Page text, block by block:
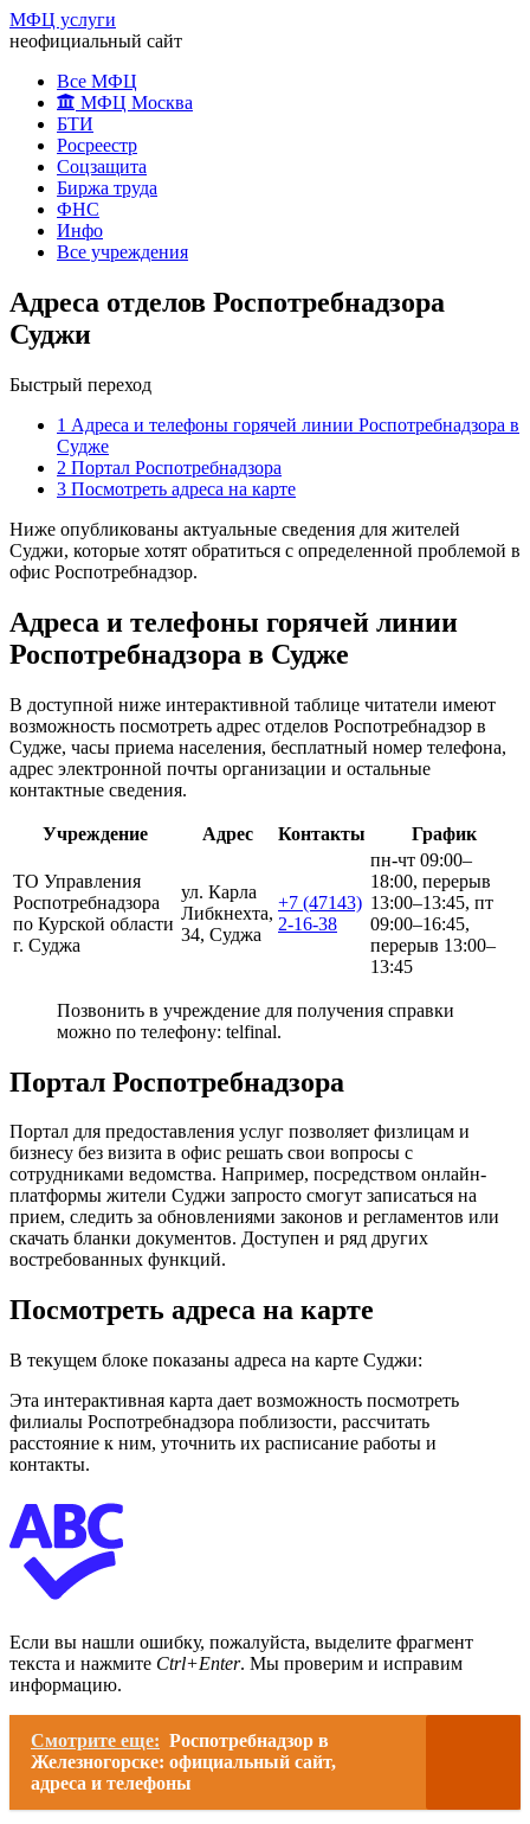
МФЦ услуги
неофициальный сайт
Все МФЦ
МФЦ Москва
БТИ
Росреестр
Соцзащита
Биржа труда
ФНС
Инфо
Все учреждения
Адреса отделов Роспотребнадзора
Суджи
Быстрый переход
1 Адреса и телефоны горячей линии Роспотребнадзора в
Судже
2 Портал Роспотребнадзора
3 Посмотреть адреса на карте
Ниже опубликованы актуальные сведения для жителей
Суджи, которые хотят обратиться с определенной проблемой в
офис Роспотребнадзор.
Адреса и телефоны горячей линии
Роспотребнадзора в Судже
В доступной ниже интерактивной таблице читатели имеют
возможность посмотреть адрес отделов Роспотребнадзор в
Судже, часы приема населения, бесплатный номер телефона,
адрес электронной почты организации и остальные
контактные сведения.
Учреждение Адрес Контакты График
ТО Управления
Роспотребнадзора
по Курской области
г. Суджа
ул. Карла
Либкнехта,
34, Суджа
+7 (47143)
2-16-38
пн-чт 09:00–
18:00, перерыв
13:00–13:45, пт
09:00–16:45,
перерыв 13:00–
13:45
Позвонить в учреждение для получения справки
можно по телефону: telfinal.
Портал Роспотребнадзора
Портал для предоставления услуг позволяет физлицам и
бизнесу без визита в офис решать свои вопросы с
сотрудниками ведомства. Например, посредством онлайн-
платформы жители Суджи запросто смогут записаться на
прием, следить за обновлениями законов и регламентов или
скачать бланки документов. Доступен и ряд других
востребованных функций.
Посмотреть адреса на карте
В текущем блоке показаны адреса на карте Суджи:
Эта интерактивная карта дает возможность посмотреть
филиалы Роспотребнадзора поблизости, рассчитать
расстояние к ним, уточнить их расписание работы и
контакты.
Если вы нашли ошибку, пожалуйста, выделите фрагмент
текста и нажмите Ctrl+Enter. Мы проверим и исправим
информацию.
Смотрите еще: Роспотребнадзор в
Железногорске: официальный сайт,
адреса и телефоны